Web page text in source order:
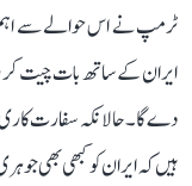
ٹرمپ نے اس حوالے سے اہم
ایران کے ساتھ بات چیت کر
دے گا۔ حالانکہ سفارت
ہیں کہ ایران کو کبھی بھی